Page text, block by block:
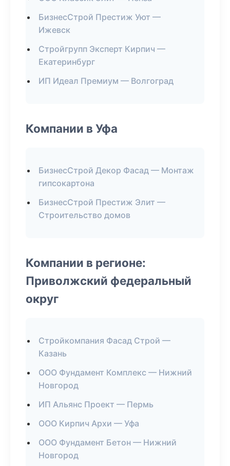
БизнесСтрой Престиж Уют —
Ижевск
Стройгрупп Эксперт Кирпич —
Екатеринбург
ИП Идеал Премиум — Волгоград
Компании в Уфа
БизнесСтрой Декор Фасад — Монтаж
гипсокартона
БизнесСтрой Престиж Элит —
Строительство домов
Компании в регионе:
Приволжский федеральный
округ
Стройкомпания Фасад Строй —
Казань
ООО Фундамент Комплекс — Нижний
Новгород
ИП Альянс Проект — Пермь
ООО Кирпич Архи — Уфа
ООО Фундамент Бетон — Нижний
Новгород